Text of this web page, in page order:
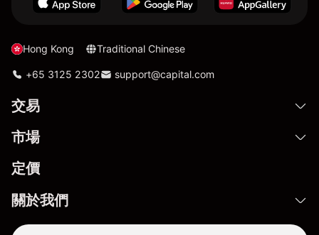
Hong Kong Traditional Chinese
+65 3125 2302 support@capital.com
交易
市場
定價
關於我們